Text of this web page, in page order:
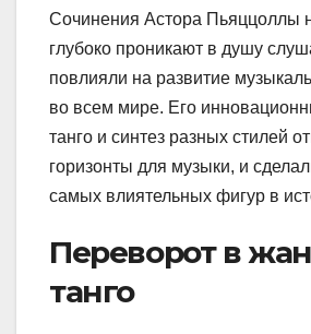
Сочинения Астора Пьяццоллы
глубоко проникают в душу
повлияли на развитие
во всем мире. Его
танго и синтез разных стилей
горизонты для музыки, и
самых влиятельных фигур в
Переворот в
танго